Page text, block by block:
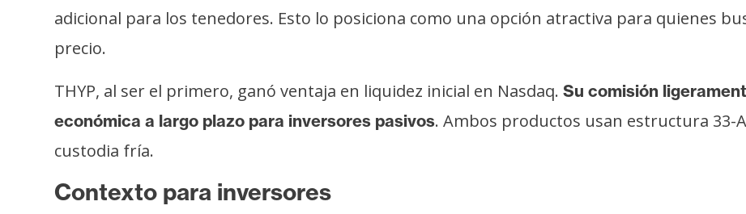
adicional para los tenedores. Esto lo posiciona como una opción atractiva para quienes
precio.
THYP, al ser el primero, ganó ventaja en liquidez inicial en Nasdaq. Su comisión
económica a largo plazo para inversores pasivos. Ambos productos usan estructura 33-
custodia fría.
Contexto para inversores